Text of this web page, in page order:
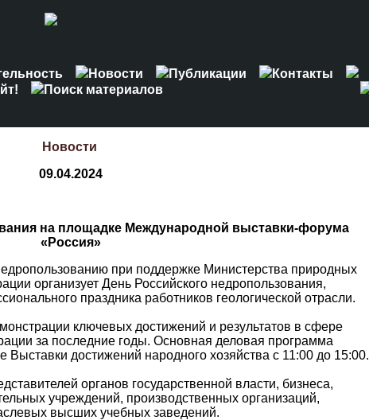
Новости Публикации
Контакты
Поиск материалов
Новости
09.04.2024
на площадке Международной выставки-форума
«Россия»
при поддержке Министерства природных
организует День Российского недропользования,
праздника работников геологической отрасли.
ключевых достижений и результатов в сфере
за последние годы. Основная деловая программа
достижений народного хозяйства с 11:00 до 15:00.
органов государственной власти, бизнеса,
учреждений, производственных организаций,
высших учебных заведений.